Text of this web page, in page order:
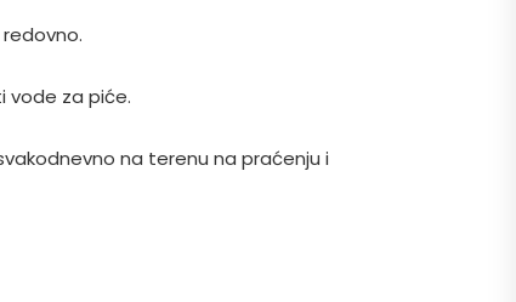
vode za piće.
na terenu na praćenju i